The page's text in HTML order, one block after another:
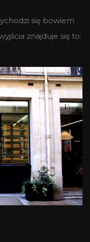
się bowiem
znajduje się to: